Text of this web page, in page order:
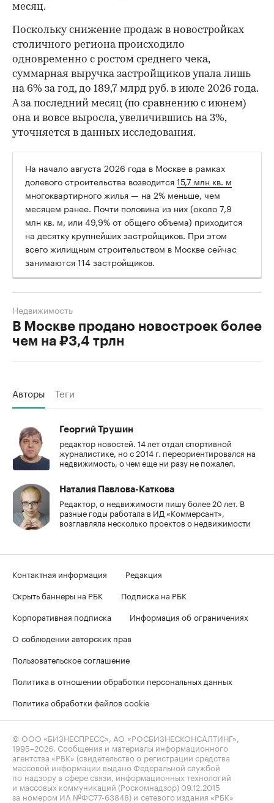
месяц.
Поскольку снижение продаж в новостройках
столичного региона происходило
одновременно с ростом среднего чека,
суммарная выручка застройщиков упала лишь
на 6% за год, до 189,7 млрд руб. в июле 2026 года.
А за последний месяц (по сравнению с июнем)
она и вовсе выросла, увеличившись на 3%,
уточняется в данных исследования.
На начало августа 2026 года в Москве в рамках
долевого строительства возводится15,7 млн кв. м
многоквартирного жилья — на 2% меньше, чем
месяцем ранее. Почти половина из них (около 7,9
млн кв. м, или 49,9% от общего объема) приходится
на десятку крупнейших застройщиков. При этом
всего жилищным строительством в Москве сейчас
занимаются 114 застройщиков.
В Москве продано новостроек более
чем на ₽3,4 трлн
Недвижимость
Авторы Теги
Георгий Трушин
редактор новостей. 14 лет отдал спортивной
журналистике, но с 2014 г. переориентировался на
недвижимость, о чем еще ни разу не пожалел.
Наталия Павлова-Каткова
Редактор, о недвижимости пишу более 20 лет. В
разные годы работала в ИД «Коммерсант»,
возглавляла несколько проектов о недвижимости
Контактная информация
Редакция
Скрыть баннеры на РБК
Подписка на РБК
Корпоративная подписка
Информация об ограничениях
О соблюдении авторских прав
Пользовательское соглашение
Политика в отношении обработки персональных данных
Политика обработки файлов cookie
© ООО «БИЗНЕСПРЕСС», АО «РОСБИЗНЕСКОНСАЛТИНГ»,
1995–2026. Сообщения и материалы информационного
агентства «РБК» (свидетельство о регистрации средства
массовой информации выдано Федеральной службой
по надзору в сфере связи, информационных технологий
и массовых коммуникаций (Роскомнадзор) 09.12.2015
за номером ИА №ФС77-63848) и сетевого издания «РБК»